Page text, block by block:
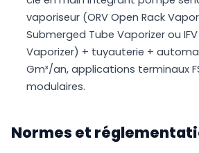
vaporiseur (ORV Open Rack
Submerged Tube Vaporizer ou
Vaporizer) + tuyauterie +
Gm³/an, applications terminaux
modulaires.
Normes et